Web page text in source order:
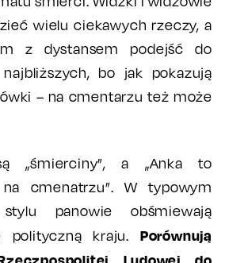
wielu ciekawych rzeczy, a
z dystansem podejść do
bo jak pokazują
– na cmentarzu też może
„śmierciny”, a „Anka to
cmenatrzu”. W typowym
stylu panowie obśmiewają
polityczną kraju. Porównują